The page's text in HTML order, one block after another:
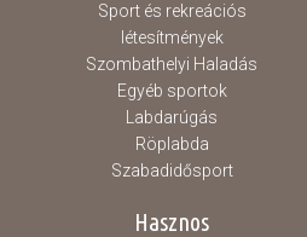
Sport és rekreációs
létesítmények
Szombathelyi Haladás
Egyéb sportok
Labdarúgás
Röplabda
Szabadidősport
Hasznos